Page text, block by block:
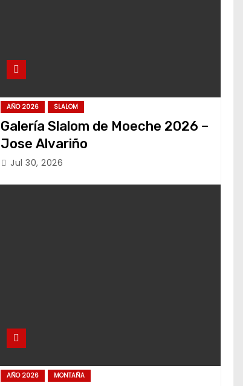
AÑO 2026 SLALOM
Galería Slalom de Moeche 2026 –
Jose Alvariño
Jul 30, 2026
AÑO 2026 MONTAÑA